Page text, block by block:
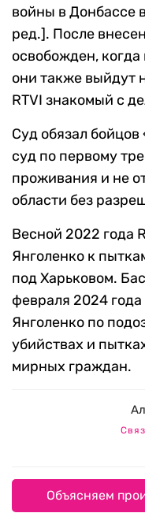
войны в Донбассе
ред.]. После
освобожден, когда
они также выйдут
RTVI знакомый с
Суд обязал
суд по первому
проживания и не
области без
Весной 2022 года
Янголенко к
под Харьковом.
февраля 2024 года
Янголенко по
убийствах и
мирных граждан.
Объясняем